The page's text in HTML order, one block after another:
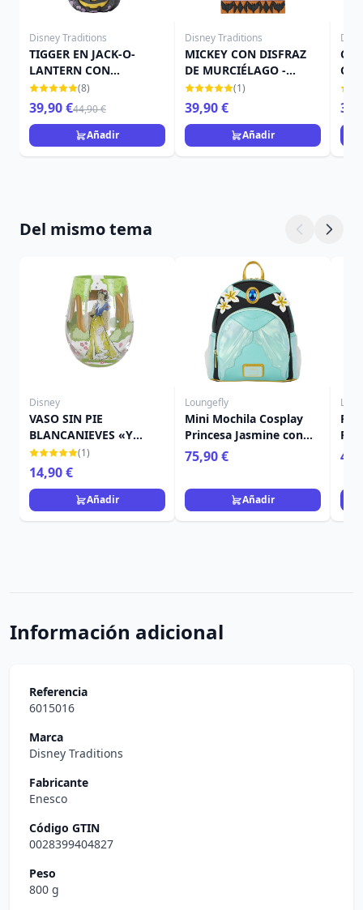
Disney Traditions
TIGGER EN JACK-O-
LANTERN CON
MURCIÉLAGO - DISNEY
TRADITIONS
(8)
39,90 €44,90 €
Añadir
Disney Traditions
MICKEY CON DISFRAZ
DE MURCIÉLAGO -
DISNEY TRADITIONS
(1)
39,90 €
Añadir
Del mismo tema
Disney
VASO SIN PIE
BLANCANIEVES «Y
FUERON FELICES PARA
SIEMPRE» - DISNEY
LOLITA
(1)
14,90 €
Añadir
Loungefly
Mini Mochila Cosplay
Princesa Jasmine con
Charm de Lámpara -
Disney Loungefly
75,90 €
Añadir
PIN
Información adicional
Referencia
6015016
Marca
Disney Traditions
Fabricante
Enesco
Código GTIN
0028399404827
Peso
800 g